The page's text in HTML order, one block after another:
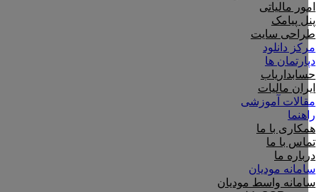
امور مالیاتی
پنل پیامک
طراحی سایت
مرکز دانلود
دپارتمان ها
حسابداریاب
ایران مالیات
مقالات آموزشی
راهنما
همکاری با ما
تماس با ما
درباره ما
سامانه مودیان
سامانه واسط مودیان